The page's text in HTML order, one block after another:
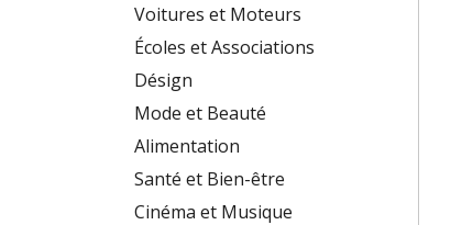
Voitures et Moteurs
Écoles et Associations
Désign
Mode et Beauté
Alimentation
Santé et Bien-être
Cinéma et Musique